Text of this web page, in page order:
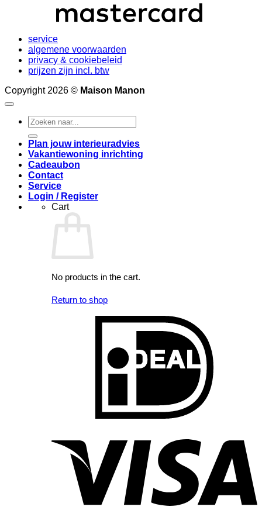
service
algemene voorwaarden
privacy & cookiebeleid
prijzen zijn incl. btw
Copyright 2026 © Maison Manon
Search
for:
Plan jouw interieuradvies
Vakantiewoning inrichting
Cadeaubon
Contact
Service
Login / Register
Cart
No products in the cart.
Return to shop